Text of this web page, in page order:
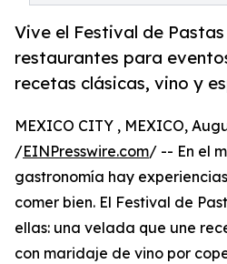
Vive el Festival de
restaurantes para
recetas clásicas, vino y
MEXICO CITY , MEXICO,
/EINPresswire.com/ -- En el
gastronomía hay
comer bien. El Festival de
ellas: una velada que une
con maridaje de vino por